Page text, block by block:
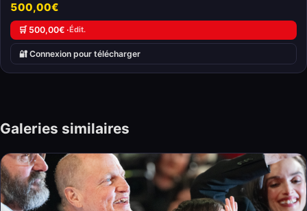
500,00€
🛒 500,00€ ·Édit.
🔐 Connexion pour télécharger
Galeries similaires